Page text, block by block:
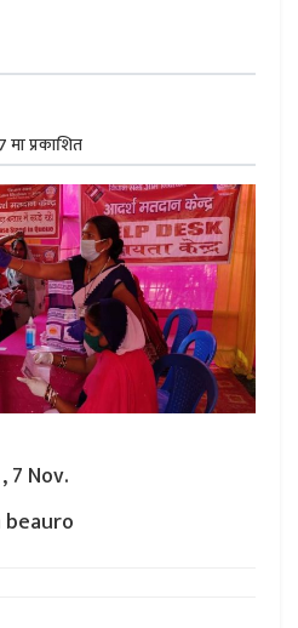
प्रकाशित
7 Nov.